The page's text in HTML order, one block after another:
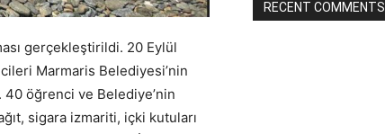
gerçekleştirildi. 20 Eylül
Marmaris Belediyesi’nin
öğrenci ve Belediye’nin
sigara izmariti, içki kutuları
RECENT COMMENTS